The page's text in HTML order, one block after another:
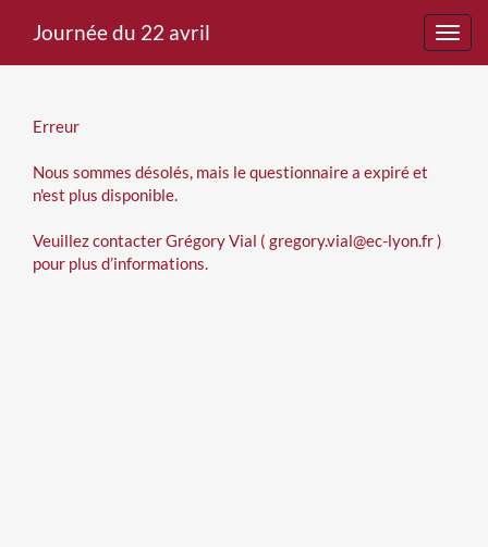
Journée du 22 avril
Erreur
Nous sommes désolés, mais le questionnaire a expiré et
n'est plus disponible.
Veuillez contacter Grégory Vial ( gregory.vial@ec-lyon.fr )
pour plus d’informations.